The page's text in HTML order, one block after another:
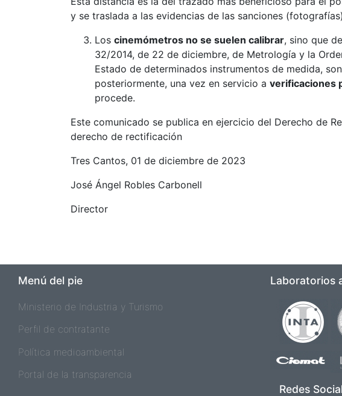
y se traslada a las evidencias de las sanciones
Los cinemómetros no se suelen calibrar, sino que
32/2014, de 22 de diciembre, de Metrología y la
Estado de determinados instrumentos de medida,
posteriormente, una vez en servicio a verificaciones
procede.
Este comunicado se publica en ejercicio del Derecho de
derecho de rectificación
Tres Cantos, 01 de diciembre de 2023
José Ángel Robles Carbonell
Director
Menú del pie
Ministerio de Industria y Turismo
Perfil de contratante
Política medioambiental
Portal de la transparencia
Laboratorios
Imagen
Imagen
Redes